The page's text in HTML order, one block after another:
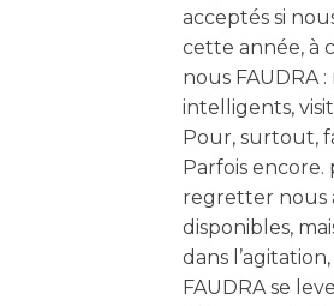
acceptés si
cette année, à
nous FAUDRA
intelligents,
Pour, surtout,
Parfois
regretter nous
disponibles,
dans
FAUDRA se